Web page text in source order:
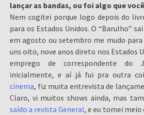
lançar as bandas, ou foi algo que
Nem cogitei porque logo depois do
para os Estados Unidos. O “Barulho”
em agosto ou setembro me mudo para
uns oito, nove anos direto nos Estados
emprego de correspondente do
inicialmente, e aí já fui pra outra
cinema, fiz muita entrevista de
Claro, vi muitos shows ainda, mas
saído a revista General, e eu tomei